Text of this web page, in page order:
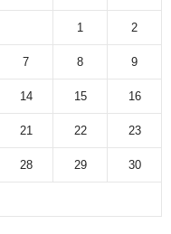
1 2
7 8 9
14 15 16
21 22 23
28 29 30